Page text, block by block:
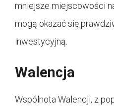
mniejsze miejscowości
mogą okazać się
inwestycyjną.
Walencja
Wspólnota Walencji, z